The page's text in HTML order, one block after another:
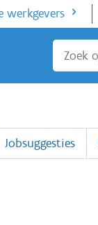
werkgevers
Sluiten
Jobsuggesties